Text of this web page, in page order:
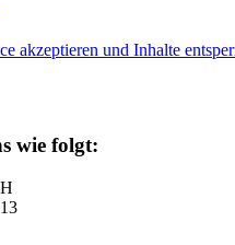
akzeptieren und Inhalte
wie folgt: